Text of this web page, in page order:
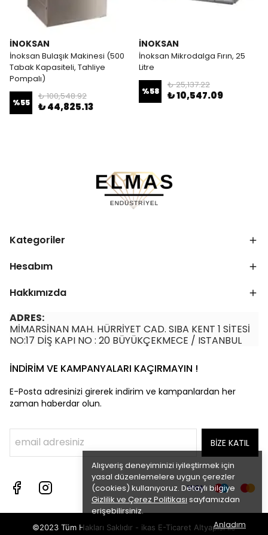
Alışveriş deneyiminizi iyileştirmek için
yasal düzenlemelere uygun çerezler
(cookies) kullanıyoruz. Detaylı bilgiye
Gizlilik ve Çerez Politikası sayfamızdan
erişebilirsiniz.
Anladım
İNOKSAN
İnoksan Bulaşık Makinesi (500
Tabak Kapasiteli, Tahliye
Pompalı)
%55
₺ 100,548.92
₺ 44,825.13
İNOKSAN
İnoksan Mikrodalga Fırın, 25
Litre
%58
₺ 25,137.22
₺ 10,547.09
Kategoriler
Hesabım
Hakkımızda
ADRES:
MİMARSİNAN MAH. HÜRRİYET CAD. SIBA KENT 1 SİTESİ
NO:17 DİŞ KAPI NO : 20 BÜYÜKÇEKMECE / ISTANBUL
İNDİRİM VE KAMPANYALARI KAÇIRMAYIN !
E-Posta adresinizi girerek indirim ve kampanlardan her
zaman haberdar olun.
BİZE KATIL
©2023 Tüm Hakları Saklıdır - ikas E-Ticaret Altyapısı ile